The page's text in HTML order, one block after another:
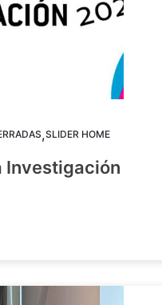
,SLIDER HOME
Investigación